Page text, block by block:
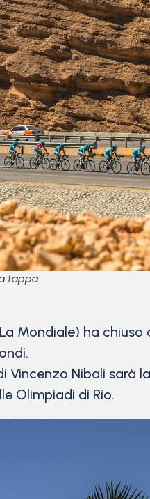
tappa
Mondiale) ha
Vincenzo Nibali sarà la
Olimpiadi di Rio.